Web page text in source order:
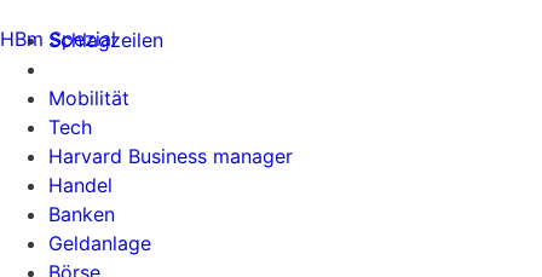
Schlagzeilen
Mobilität
Tech
Harvard Business manager
Handel
Banken
Geldanlage
Börse
HBm Spezial